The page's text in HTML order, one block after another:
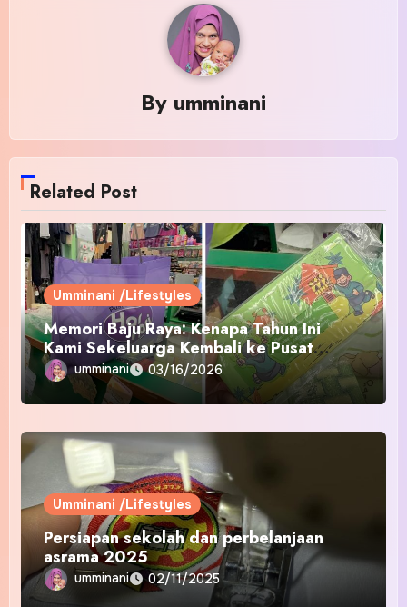
By umminani
Related Post
Umminani /Lifestyles
Memori Baju Raya: Kenapa Tahun Ini
Kami Sekeluarga Kembali ke Pusat
Pakaian Hari-Hari?
umminani 03/16/2026
Umminani /Lifestyles
Persiapan sekolah dan perbelanjaan
asrama 2025
umminani 02/11/2025